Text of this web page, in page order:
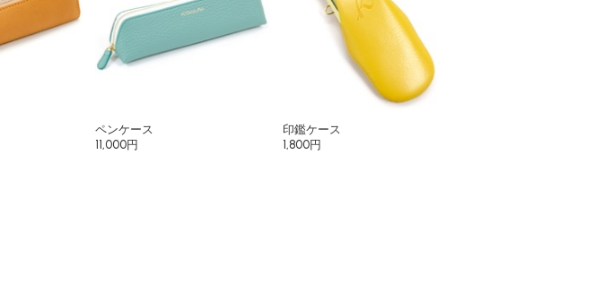
ペンケース
11,000円
印鑑ケース
1,800円